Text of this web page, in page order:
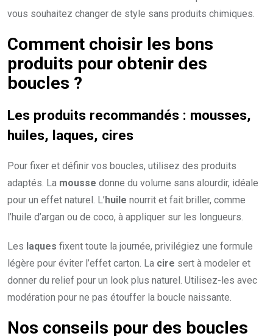
vous souhaitez changer de style sans produits chimiques.
Comment choisir les bons
produits pour obtenir des
boucles ?
Les produits recommandés : mousses,
huiles, laques, cires
Pour fixer et définir vos boucles, utilisez des produits
adaptés. La mousse donne du volume sans alourdir, idéale
pour un effet naturel. L’huile nourrit et fait briller, comme
l’huile d’argan ou de coco, à appliquer sur les longueurs.
Les laques fixent toute la journée, privilégiez une formule
légère pour éviter l’effet carton. La cire sert à modeler et
donner du relief pour un look plus naturel. Utilisez-les avec
modération pour ne pas étouffer la boucle naissante.
Nos conseils pour des boucles